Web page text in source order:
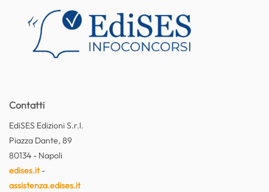
Contatti
EdiSES Edizioni S.r.l.
Piazza Dante, 89
80134 - Napoli
edises.it-
assistenza.edises.it